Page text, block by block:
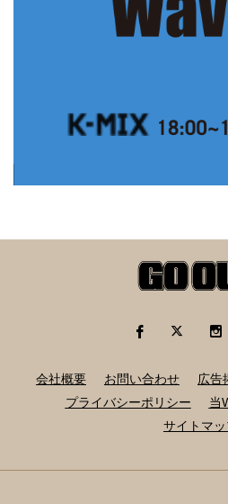
会社概要 お問い合わせ 広告
プライバシーポリシー
当
サイトマ